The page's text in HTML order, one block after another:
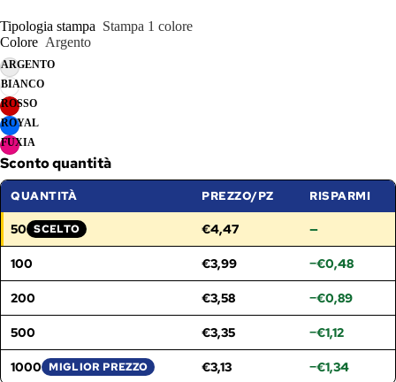
Colore Argento
ARGENTO
BIANCO
ROSSO
ROYAL
FUXIA
Tipologia stampa Stampa 1 colore
Sconto quantità
QUANTITÀ PREZZO/PZ RISPARMI
50 FASCIA SELEZIONATA:
SCELTO €4,47 —
100 €3,99 −€0,48
200 €3,58 −€0,89
500 €3,35 −€1,12
1000 MIGLIOR PREZZO €3,13 −€1,34